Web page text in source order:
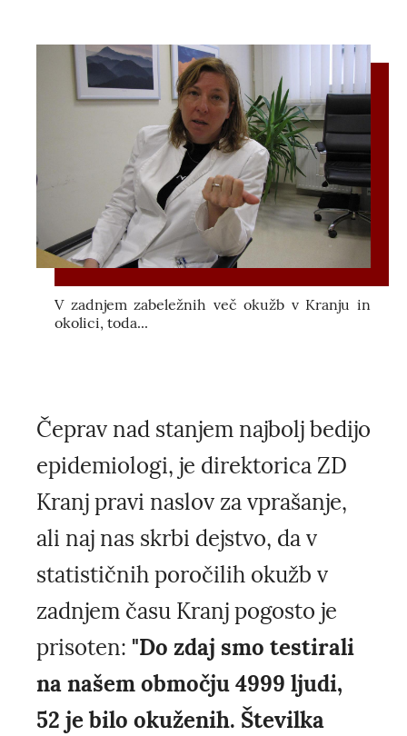
V zadnjem zabeležnih več okužb v Kranju in
okolici, toda...
Čeprav nad stanjem najbolj bedijo
epidemiologi, je direktorica ZD
Kranj pravi naslov za vprašanje,
ali naj nas skrbi dejstvo, da v
statističnih poročilih okužb v
zadnjem času Kranj pogosto je
prisoten: "Do zdaj smo testirali
na našem območju 4999 ljudi,
52 je bilo okuženih. Številka